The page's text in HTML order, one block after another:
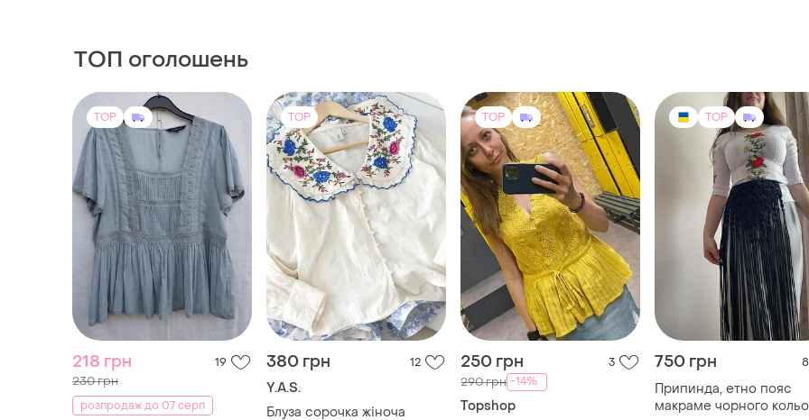
ТОП оголошень
TOP
218 грн 19
230 грн
розпродаж до 07 серп
TOP
380 грн 12
Y.A.S.
Блуза сорочка жіноча
TOP
250 грн 3
290 грн -14%
Topshop
TOP
750 грн 8
Припинда, етно пояс
макраме чорного